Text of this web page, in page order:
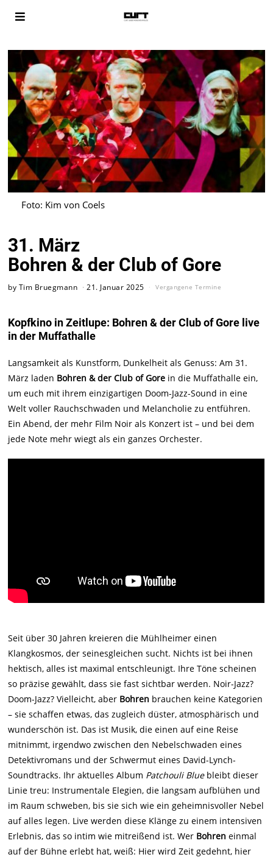
Foto: Kim von Coels
31. März
Bohren & der Club of Gore
by Tim Bruegmann 21. Januar 2025 Vergangene Termine
Kopfkino in Zeitlupe: Bohren & der Club of Gore live
in der Muffathalle
Langsamkeit als Kunstform, Dunkelheit als Genuss: Am 31.
März laden Bohren & der Club of Gore in die Muffathalle ein,
um euch mit ihrem einzigartigen Doom-Jazz-Sound in eine
Welt voller Rauchschwaden und Melancholie zu entführen.
Ein Abend, der mehr Film Noir als Konzert ist – und bei dem
jede Note mehr wiegt als ein ganzes Orchester.
Seit über 30 Jahren kreieren die Mühlheimer einen
Klangkosmos, der seinesgleichen sucht. Nichts ist bei ihnen
hektisch, alles ist maximal entschleunigt. Ihre Töne scheinen
so präzise gewählt, dass sie fast sichtbar werden. Noir-Jazz?
Doom-Jazz? Vielleicht, aber Bohren brauchen keine Kategorien
– sie schaffen etwas, das zugleich düster, atmosphärisch und
wunderschön ist. Das ist Musik, die einen auf eine Reise
mitnimmt, irgendwo zwischen den Nebelschwaden eines
Detektivromans und der Schwermut eines David-Lynch-
Soundtracks. Ihr aktuelles Album Patchouli Bluebleibt dieser
Linie treu: Instrumentale Elegien, die langsam aufblühen und
im Raum schweben, bis sie sich wie ein geheimnisvoller Nebel
auf alles legen. Live werden diese Klänge zu einem intensiven
Erlebnis, das so intim wie mitreißend ist. Wer Bohren einmal
auf der Bühne erlebt hat, weiß: Hier wird Zeit gedehnt, hier